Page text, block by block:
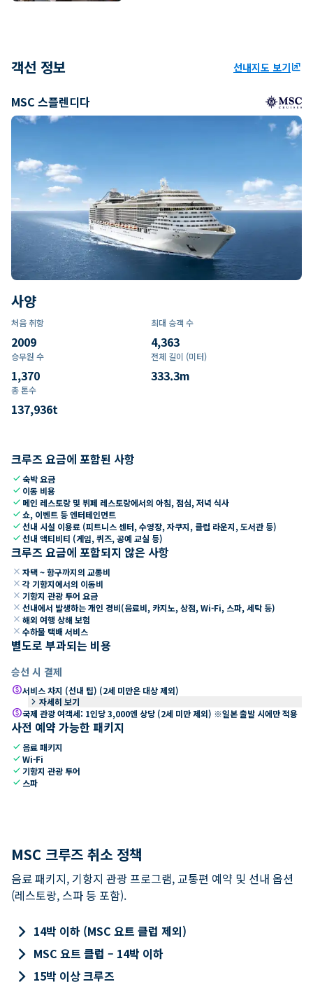
객선 정보 선내지도 보기ungroup
MSC 스플렌디다
사양
처음 취항
2009
최대 승객 수
4,363
승무원 수
1,370
전체 길이 (미터)
333.3m
총 톤수
137,936t
크루즈 요금에 포함된 사항
check숙박 요금
check 이동 비용
check 메인 레스토랑 및 뷔페 레스토랑에서의 아침, 점심, 저녁 식사
check쇼, 이벤트 등 엔터테인먼트
check선내 시설 이용료 (피트니스 센터, 수영장, 자쿠지, 클럽 라운지, 도서관 등)
check선내 액티비티 (게임, 퀴즈, 공예 교실 등)
크루즈 요금에 포함되지 않은 사항
close 자택 ~ 항구까지의 교통비
close 각 기항지에서의 이동비
close 기항지 관광 투어 요금
close 선내에서 발생하는 개인 경비(음료비, 카지노, 상점, Wi-Fi, 스파, 세탁 등)
close 해외 여행 상해 보험
close 수하물 택배 서비스
별도로 부과되는 비용
승선 시 결제
paid서비스 차지 (선내 팁) (2세 미만은 대상 제외)
keyboard_arrow_right 자세히 보기
paid국제 관광 여객세: 1인당 3,000엔 상당 (2세 미만 제외) ※일본 출발 시에만 적용
사전 예약 가능한 패키지
check 음료 패키지
checkWi-Fi
check 기항지 관광 투어
check 스파
MSC 크루즈 취소 정책
음료 패키지, 기항지 관광 프로그램, 교통편 예약 및 선내 옵션
(레스토랑, 스파 등 포함).
keyboard_arrow_right 14박 이하 (MSC 요트 클럽 제외)
keyboard_arrow_right MSC 요트 클럽 – 14박 이하
keyboard_arrow_right 15박 이상 크루즈